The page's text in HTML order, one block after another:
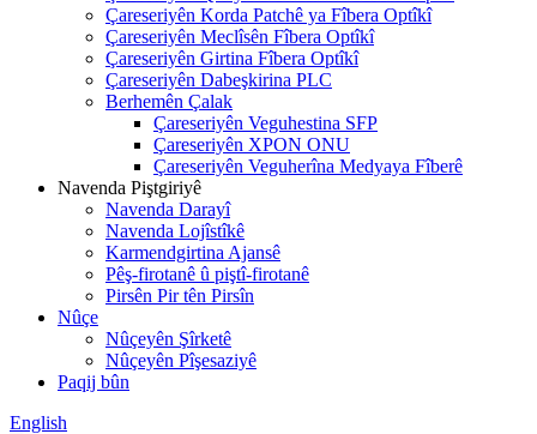
Çareseriyên Korda Patchê ya Fîbera Optîkî
Çareseriyên Meclîsên Fîbera Optîkî
Çareseriyên Girtina Fîbera Optîkî
Çareseriyên Dabeşkirina PLC
Berhemên Çalak
Çareseriyên Veguhestina SFP
Çareseriyên XPON ONU
Çareseriyên Veguherîna Medyaya Fîberê
Navenda Piştgiriyê
Navenda Darayî
Navenda Lojîstîkê
Karmendgirtina Ajansê
Pêş-firotanê û piştî-firotanê
Pirsên Pir tên Pirsîn
Nûçe
Nûçeyên Şîrketê
Nûçeyên Pîşesaziyê
Paqij bûn
English